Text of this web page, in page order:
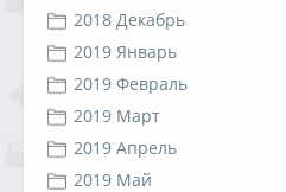
2018 Декабрь
2019 Январь
2019 Февраль
2019 Март
2019 Апрель
2019 Май